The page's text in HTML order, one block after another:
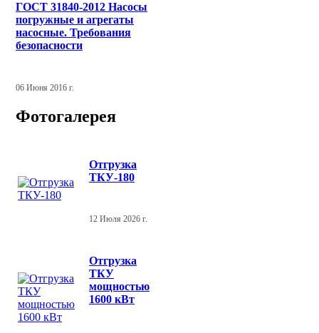
ГОСТ 31840-2012 Насосы
погружные и агрегаты
насосные. Требования
безопасности
06 Июня 2016 г.
Фотогалерея
Отгрузка
ТКУ-180
12 Июля 2026 г.
Отгрузка
ТКУ
мощностью
1600 кВт